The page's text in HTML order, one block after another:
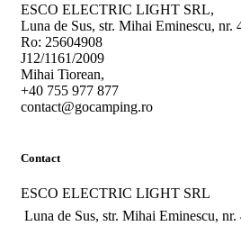
ESCO ELECTRIC LIGHT SRL,
Luna de Sus, str. Mihai Eminescu, nr.
Ro: 25604908
J12/1161/2009
Mihai Tiorean,
+40 755 977 877
contact@gocamping.ro
Contact
ESCO ELECTRIC LIGHT SRL
Luna de Sus, str. Mihai Eminescu,